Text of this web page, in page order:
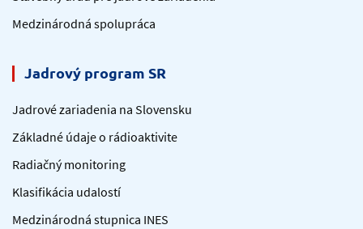
Medzinárodná spolupráca
Jadrový program SR
Jadrové zariadenia na Slovensku
Základné údaje o rádioaktivite
Radiačný monitoring
Klasifikácia udalostí
Medzinárodná stupnica INES